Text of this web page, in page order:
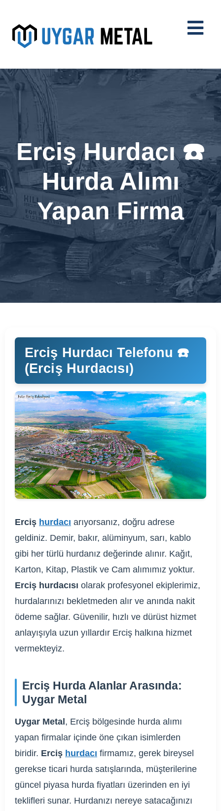
Erciş Hurdacı ☎️
Hurda Alımı
Yapan Firma
Erciş Hurdacı Telefonu ☎️
(Erciş Hurdacısı)
Erciş hurdacı arıyorsanız, doğru adrese
geldiniz. Demir, bakır, alüminyum, sarı, kablo
gibi her türlü hurdanız değerinde alınır. Kağıt,
Karton, Kitap, Plastik ve Cam alımımız yoktur.
Erciş hurdacısı olarak profesyonel ekiplerimiz,
hurdalarınızı bekletmeden alır ve anında nakit
ödeme sağlar. Güvenilir, hızlı ve dürüst hizmet
anlayışıyla uzun yıllardır Erciş halkına hizmet
vermekteyiz.
Erciş Hurda Alanlar Arasında:
Uygar Metal
Uygar Metal , Erciş bölgesinde hurda alımı
yapan firmalar içinde öne çıkan isimlerden
biridir. Erciş hurdacı firmamız, gerek bireysel
gerekse ticari hurda satışlarında, müşterilerine
güncel piyasa hurda fiyatları üzerinden en iyi
teklifleri sunar. Hurdanızı nereye satacağınızı